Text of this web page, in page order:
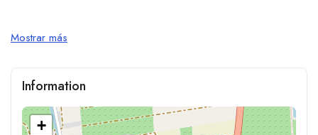
Mostrar más
Information
+